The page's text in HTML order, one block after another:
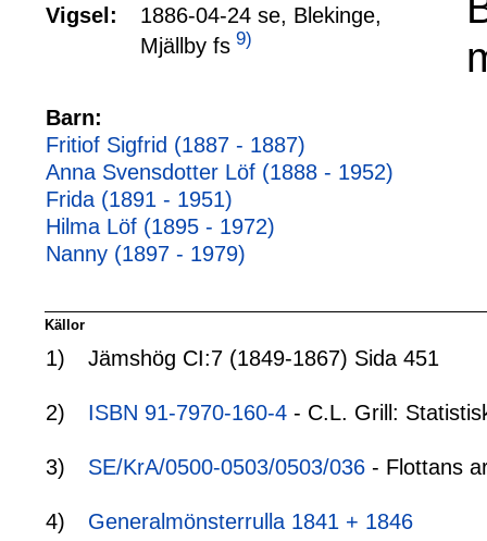
Vigsel:
1886-04-24 se, Blekinge,
Mjällby fs 9)
Barn:
Fritiof Sigfrid (1887 - 1887)
Anna Svensdotter Löf (1888 - 1952)
Frida (1891 - 1951)
Hilma Löf (1895 - 1972)
Nanny (1897 - 1979)
Källor
1) Jämshög CI:7 (1849-1867) Sida 451
2) ISBN 91-7970-160-4 - C.L. Grill:
3) SE/KrA/0500-0503/0503/036 - Flottans
4) Generalmönsterrulla 1841 + 1846